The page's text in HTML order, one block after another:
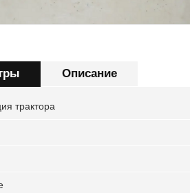
Описание
трактора